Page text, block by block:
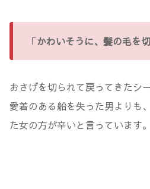
「かわいそうに、髪の毛を
おさげを切られて戻ってきたシ
愛着のある船を失った男よりも
た女の方が辛いと言っています。